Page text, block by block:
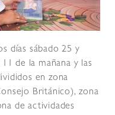
días sábado 25 y
de la mañana y las
en zona
Británico), zona
de actividades